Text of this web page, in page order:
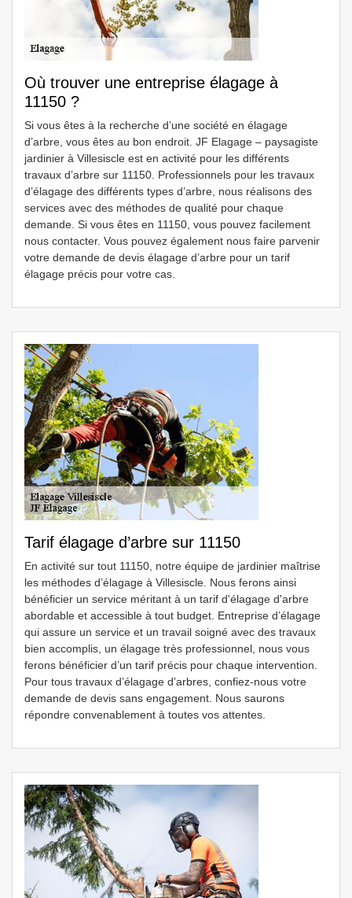
Où trouver une entreprise élagage à
11150 ?
Si vous êtes à la recherche d’une société en élagage
d’arbre, vous êtes au bon endroit. JF Elagage – paysagiste
jardinier à Villesiscle est en activité pour les différents
travaux d’arbre sur 11150. Professionnels pour les travaux
d’élagage des différents types d’arbre, nous réalisons des
services avec des méthodes de qualité pour chaque
demande. Si vous êtes en 11150, vous pouvez facilement
nous contacter. Vous pouvez également nous faire parvenir
votre demande de devis élagage d’arbre pour un tarif
élagage précis pour votre cas.
Tarif élagage d’arbre sur 11150
En activité sur tout 11150, notre équipe de jardinier maîtrise
les méthodes d’élagage à Villesiscle. Nous ferons ainsi
bénéficier un service méritant à un tarif d'élagage d'arbre
abordable et accessible à tout budget. Entreprise d’élagage
qui assure un service et un travail soigné avec des travaux
bien accomplis, un élagage très professionnel, nous vous
ferons bénéficier d’un tarif précis pour chaque intervention.
Pour tous travaux d’élagage d’arbres, confiez-nous votre
demande de devis sans engagement. Nous saurons
répondre convenablement à toutes vos attentes.